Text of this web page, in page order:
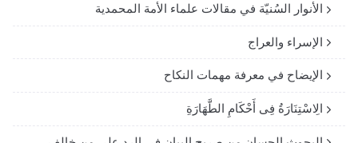
الأنوار السُنيّة في مقالات علماء الأمة المحمدية
الإسراء والعراج
الإيضاح في معرفة مهمات النكاح
الِاسْتِنَارَةُ فِى أَحْكَامِ الطَّهَارَةِ